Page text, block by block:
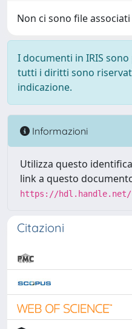
Non ci sono file
I documenti in IRIS
tutti i diritti sono
indicazione.
Informazioni
Utilizza questo
link a questo
https://hdl.handle.net/
Citazioni